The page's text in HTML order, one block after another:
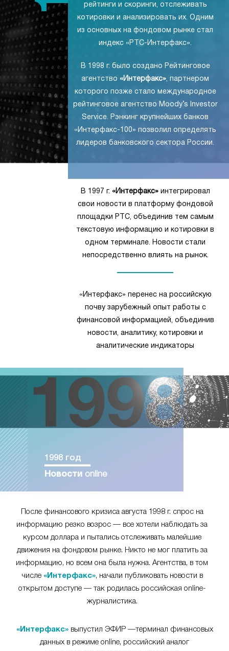
рейтинги и скоринги, отслеживать
котировки и анализировать их. Одним
из основных на фондовом рынке стал
индекс «РТС-Интерфакс».
В 1998 г. было создано Рейтинговое
агентство «Интерфакс», партнером
которого позже стало международное
рейтинговое агентство Moody’s Investor
Service. Рэнкинг крупнейших банков
«Интерфакс-100» позволил определять
лидеров банковского сектора России.
В 1997 г. «Интерфакс»интегрировал
свои новости в платформу фондовой
площадки РТС, объединив тем самым
текстовую информацию и котировки в
одном терминале. Новости стали
непосредственно влиять на рынок.
«Интерфакс» перенес на российскую
почву зарубежный опыт работы с
финансовой информацией, объединив
новости, аналитику, котировки и
аналитические индикаторы
1998 год
Новости online
После финансового кризиса августа 1998 г. спрос на
информацию резко возрос — все хотели наблюдать за
курсом доллара и пытались отслеживать малейшие
движения на фондовом рынке. Никто не мог платить за
информацию, но всем она была нужна. Агентства, в том
числе «Интерфакс», начали публиковать новости в
открытом доступе — так родилась российская online-
журналистика.
«Интерфакс»выпустил ЭФИР —терминал финансовых
данных в режиме online, российский аналог